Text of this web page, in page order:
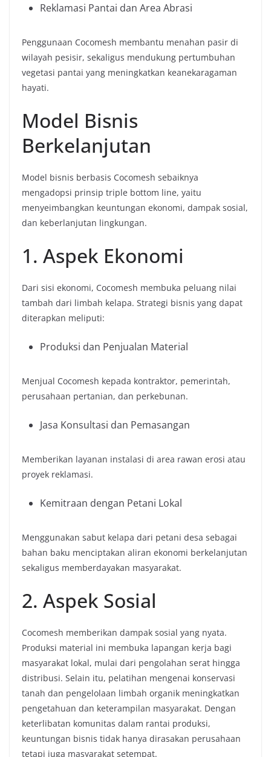
Reklamasi Pantai dan Area Abrasi
Penggunaan Cocomesh membantu menahan pasir di
wilayah pesisir, sekaligus mendukung pertumbuhan
vegetasi pantai yang meningkatkan keanekaragaman
hayati.
Model Bisnis
Berkelanjutan
Model bisnis berbasis Cocomesh sebaiknya
mengadopsi prinsip triple bottom line, yaitu
menyeimbangkan keuntungan ekonomi, dampak sosial,
dan keberlanjutan lingkungan.
1. Aspek Ekonomi
Dari sisi ekonomi, Cocomesh membuka peluang nilai
tambah dari limbah kelapa. Strategi bisnis yang dapat
diterapkan meliputi:
Produksi dan Penjualan Material
Menjual Cocomesh kepada kontraktor, pemerintah,
perusahaan pertanian, dan perkebunan.
Jasa Konsultasi dan Pemasangan
Memberikan layanan instalasi di area rawan erosi atau
proyek reklamasi.
Kemitraan dengan Petani Lokal
Menggunakan sabut kelapa dari petani desa sebagai
bahan baku menciptakan aliran ekonomi berkelanjutan
sekaligus memberdayakan masyarakat.
2. Aspek Sosial
Cocomesh memberikan dampak sosial yang nyata.
Produksi material ini membuka lapangan kerja bagi
masyarakat lokal, mulai dari pengolahan serat hingga
distribusi. Selain itu, pelatihan mengenai konservasi
tanah dan pengelolaan limbah organik meningkatkan
pengetahuan dan keterampilan masyarakat. Dengan
keterlibatan komunitas dalam rantai produksi,
keuntungan bisnis tidak hanya dirasakan perusahaan
tetapi juga masyarakat setempat.